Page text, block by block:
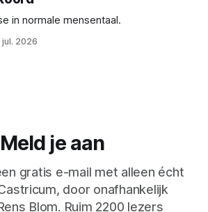
in normale mensentaal.
jul. 2026
Meld je aan
gratis e-mail met alleen écht
door onafhankelijk
Blom. Ruim 2200 lezers